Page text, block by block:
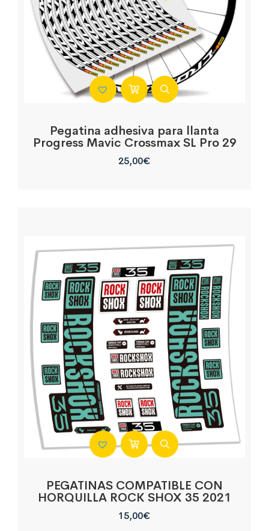
Pegatina adhesiva para llanta
Progress Mavic Crossmax SL Pro 29
25,00€
PEGATINAS COMPATIBLE CON
HORQUILLA ROCK SHOX 35 2021
15,00€